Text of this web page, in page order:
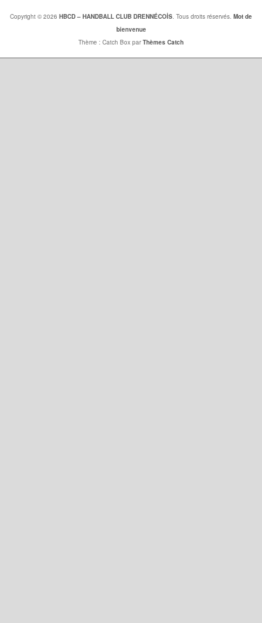
Copyright © 2026 HBCD – HANDBALL CLUB DRENNÉCOİS. Tous droits réservés. Mot de
bienvenue
Thème : Catch Box parThèmes Catch